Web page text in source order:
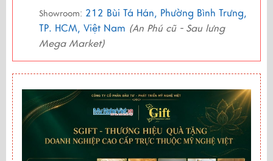
Showroom: 212 Bùi Tá Hán, Phường Bình Trưng,
TP. HCM, Việt Nam (An Phú cũ - Sau lưng
Mega Market)